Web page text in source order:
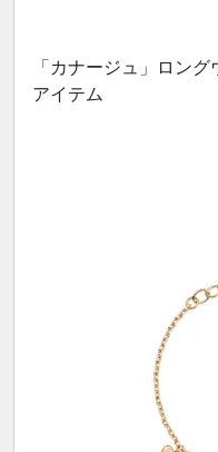
「カナージュ」ロン
アイテム